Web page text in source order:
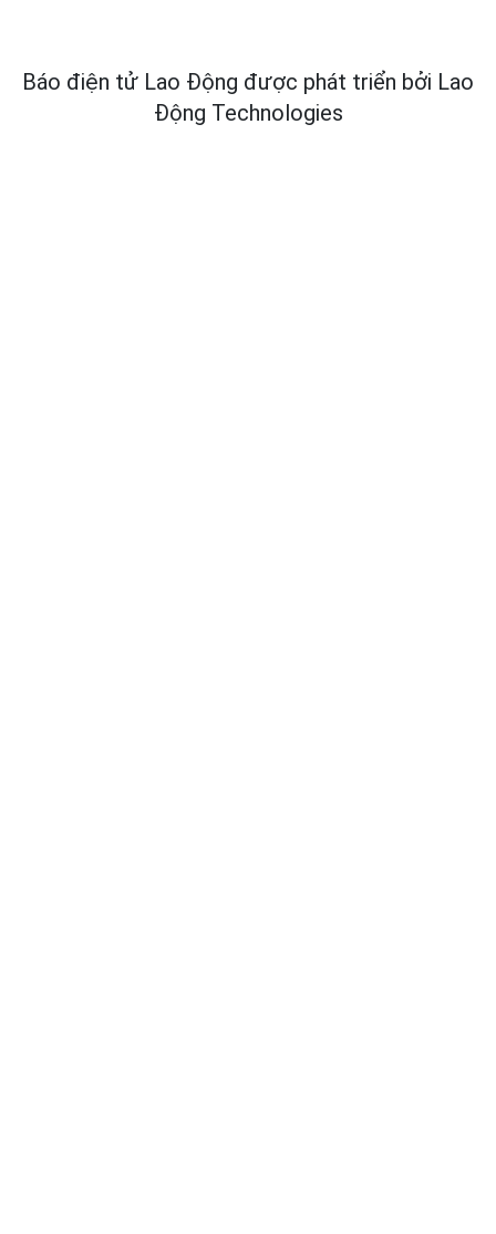
Báo điện tử Lao Động được phát triển bởi Lao
Động Technologies